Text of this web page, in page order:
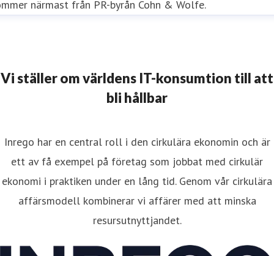
närmast från PR-byrån Cohn & Wolfe.
Vi ställer om världens IT-konsumtion till att
bli hållbar
Inrego har en central roll i den cirkulära ekonomin och är
ett av få exempel på företag som jobbat med cirkulär
ekonomi i praktiken under en lång tid. Genom vår cirkulära
affärsmodell kombinerar vi affärer med att minska
resursutnyttjandet.